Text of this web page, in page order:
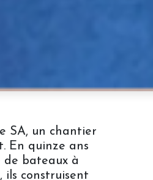
SA, un chantier
En quinze ans
bateaux à
ils construisent